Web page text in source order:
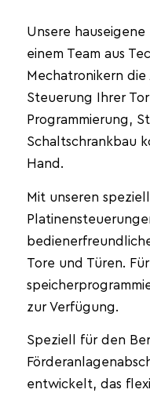
Unsere
einem Team aus
Mechatronikern
Steuerung Ihrer
Programmierung,
Schaltschrankbau
Hand.
Mit unseren
Tore und Türen.
zur Verfügung.
Speziell für den
entwickelt, das